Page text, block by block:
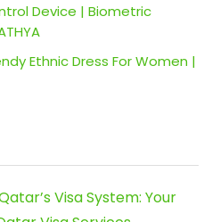
Device | Biometric
Ethnic Dress For Women |
Visa System: Your